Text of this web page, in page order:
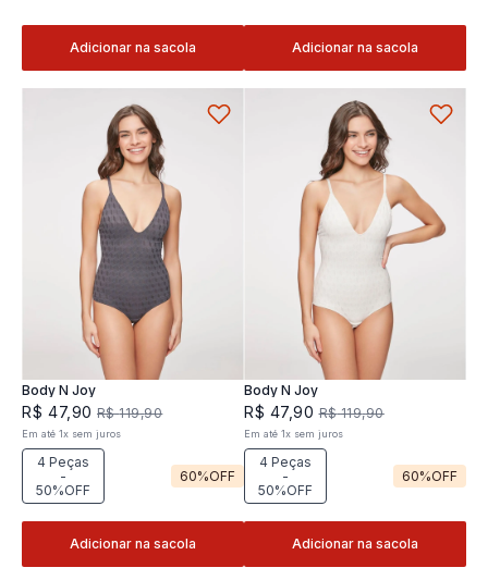
Adicionar na sacola Adicionar na sacola
Body N Joy
R$ 47,90 R$ 119,90
Em até1x sem juros
4 Peças
-
50%OFF
60%OFF
Adicionar na sacola
Body N Joy
R$ 47,90 R$ 119,90
Em até 1x sem juros
4 Peças
-
50%OFF
60%OFF
Adicionar na sacola